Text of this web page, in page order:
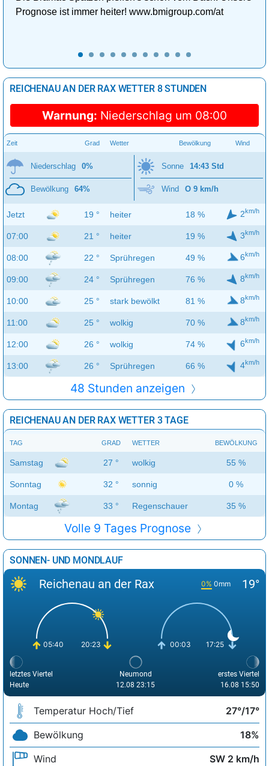
Prognose ist immer heiter! www.bmigroup.com/at
REICHENAU AN DER RAX WETTER 8 STUNDEN
Warnung: Niederschlag um 08:00
Zeit Grad Wetter Bewölkung Wind
Niederschlag 0%
Bewölkung 64%
Sonne 14:43 Std
Wind O 9 km/h
Jetzt 19 ° heiter 18 % 2km/h
07:00 21 ° heiter 19 % 3km/h
08:00 22 ° Sprühregen 49 % 6km/h
09:00 24 ° Sprühregen 76 % 8km/h
10:00 25 ° stark bewölkt 81 % 8km/h
11:00 25 ° wolkig 70 % 8km/h
12:00 26 ° wolkig 74 % 6km/h
13:00 26 ° Sprühregen 66 % 4km/h
48 Stunden anzeigen
REICHENAU AN DER RAX WETTER 3 TAGE
TAG GRAD WETTER BEWÖLKUNG
Samstag 27 ° wolkig 55 %
Sonntag 32 ° sonnig 0 %
Montag 33 ° Regenschauer 35 %
Volle 9 Tages Prognose
SONNEN- UND MONDLAUF
Reichenau an der Rax 0% 0mm 19°
05:40 20:23 00:03 17:25
letztes Viertel
Heute
Neumond
12.08 23:15
erstes Viertel
16.08 15:50
Temperatur Hoch/Tief
27°/17°
Bewölkung
18%
Wind
SW 2 km/h